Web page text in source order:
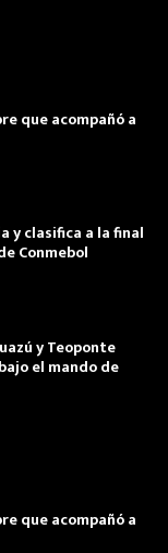
que acompañó a
y clasifica a la final
Conmebol
y Teoponte
el mando de
que acompañó a